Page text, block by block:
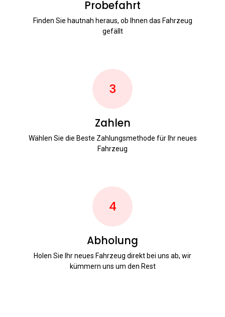
Probefahrt
Finden Sie hautnah heraus, ob Ihnen das Fahrzeug
gefällt
3
Zahlen
Wählen Sie die Beste Zahlungsmethode für Ihr neues
Fahrzeug
4
Abholung
Holen Sie Ihr neues Fahrzeug direkt bei uns ab, wir
kümmern uns um den Rest